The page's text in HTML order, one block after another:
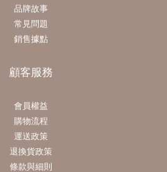
品牌故事
常見問題
銷售據點
顧客服務
會員權益
購物流程
運送政策
退換貨政策
條款與細則